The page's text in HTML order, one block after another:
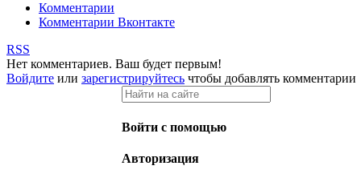
Комментарии
Комментарии Вконтакте
RSS
Нет комментариев. Ваш будет первым!
Войдите или зарегистрируйтесь чтобы добавлять комментарии
Войти с помощью
Авторизация